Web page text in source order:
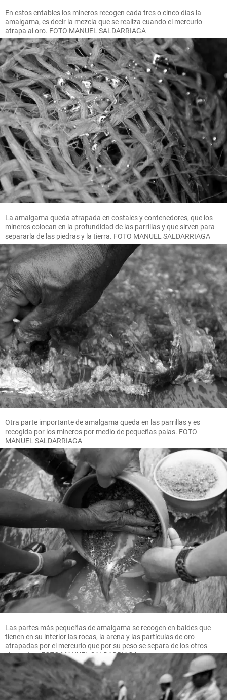
En estos entables los mineros recogen cada tres o cinco días la
amalgama, es decir la mezcla que se realiza cuando el mercurio
atrapa al oro. FOTO MANUEL SALDARRIAGA
La amalgama queda atrapada en costales y contenedores, que los
mineros colocan en la profundidad de las parrillas y que sirven para
separarla de las piedras y la tierra. FOTO MANUEL SALDARRIAGA
Otra parte importante de amalgama queda en las parrillas y es
recogida por los mineros por medio de pequeñas palas. FOTO
MANUEL SALDARRIAGA
Las partes más pequeñas de amalgama se recogen en baldes que
tienen en su interior las rocas, la arena y las partículas de oro
atrapadas por el mercurio que por su peso se separa de los otros
elementos. FOTO MANUEL SALDARRIAGA